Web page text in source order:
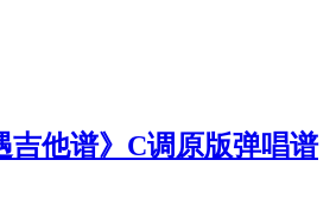
吉他谱》C调原版弹唱谱